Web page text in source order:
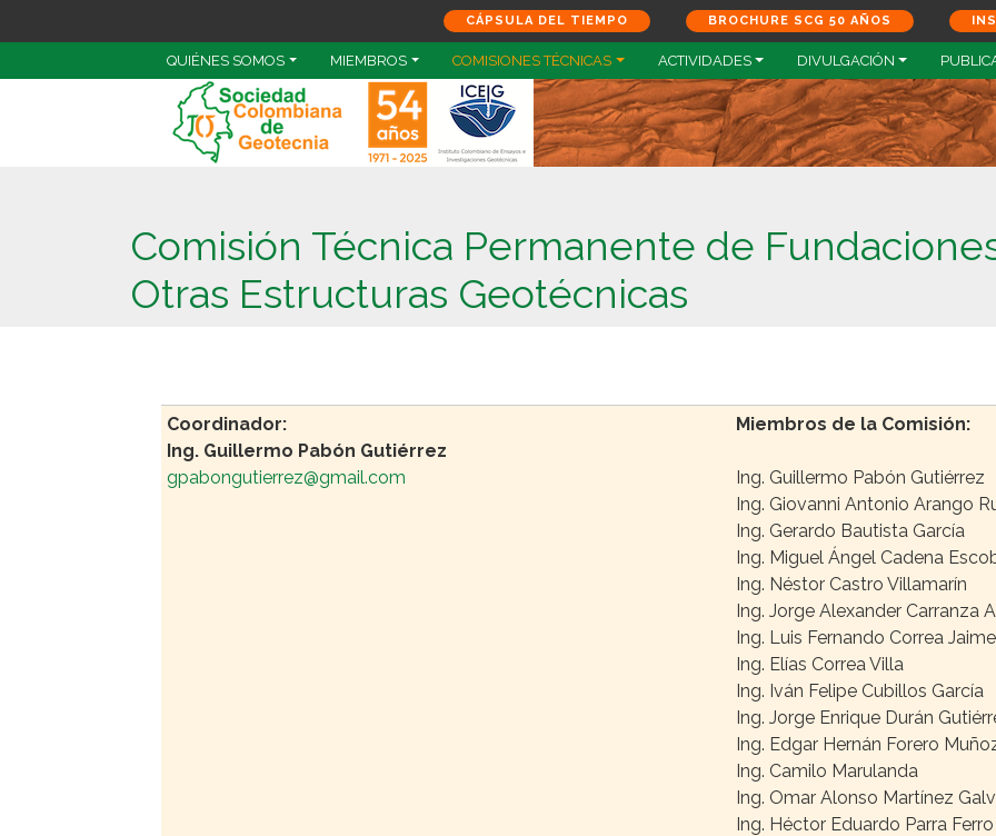
CÁPSULA DEL TIEMPO BROCHURE SCG 50 AÑOS
QUIÉNES SOMOS MIEMBROS COMISIONES TÉCNICAS ACTIVIDADES DIVULGACIÓN
Comisión Técnica Permanente de
Otras Estructuras Geotécnicas
Coordinador:
Ing. Guillermo Pabón Gutiérrez
gpabongutierrez@gmail.com
Miembros de la Comisión:
Ing. Guillermo Pabón Gutiérrez
Ing. Giovanni Antonio Arango
Ing. Gerardo Bautista García
Ing. Miguel Ángel Cadena
Ing. Néstor Castro Villamarín
Ing. Jorge Alexander Carranza
Ing. Luis Fernando Correa Jaime
Ing. Elías Correa Villa
Ing. Iván Felipe Cubillos García
Ing. Jorge Enrique Durán
Ing. Edgar Hernán Forero
Ing. Camilo Marulanda
Ing. Omar Alonso Martínez
Ing. Héctor Eduardo Parra Ferro